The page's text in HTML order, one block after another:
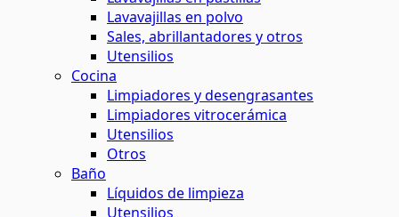
Lavavajillas en polvo
Sales, abrillantadores y otros
Utensilios
Cocina
Limpiadores y desengrasantes
Limpiadores vitrocerámica
Utensilios
Otros
Baño
Líquidos de limpieza
Utensilios